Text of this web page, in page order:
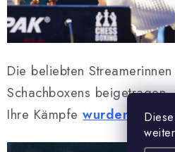
Die beliebten
Schachboxens
Ihre Kämpfe wurden